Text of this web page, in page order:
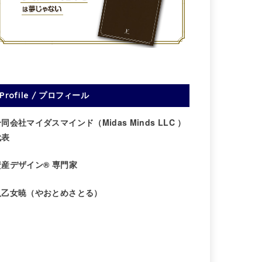
Profile / プロフィール
会社マイダスマインド（Midas Minds LLC ）
デザイン® 専門家
女暁（やおとめさとる）